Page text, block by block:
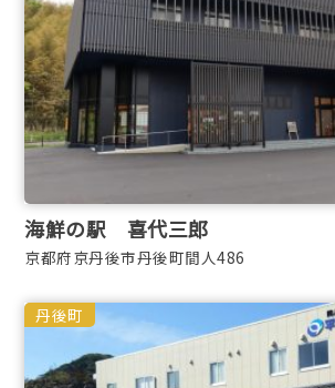
海鮮の駅 喜代三郎
京都府京丹後市丹後町間人486
丹後町